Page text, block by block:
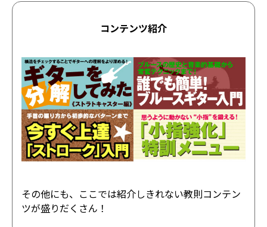
コンテンツ紹介
その他にも、ここでは紹介しきれない教則コンテン
ツが盛りだくさん！